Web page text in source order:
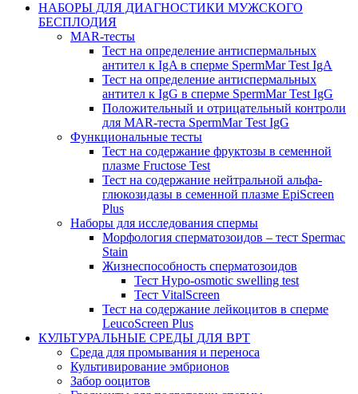
НАБОРЫ ДЛЯ ДИАГНОСТИКИ МУЖСКОГО
БЕСПЛОДИЯ
MAR-тесты
Тест на определение антиспермальных
антител к IgA в сперме SpermMar Test IgA
Тест на определение антиспермальных
антител к IgG в сперме SpermMar Test IgG
Положительный и отрицательный контроли
для MAR-теста SpermMar Test IgG
Функциональные тесты
Тест на содержание фруктозы в семенной
плазме Fructose Test
Тест на содержание нейтральной альфа-
глюкозидазы в семенной плазме EpiScreen
Plus
Наборы для исследования спермы
Морфология сперматозоидов – тест Spermac
Stain
Жизнеспособность сперматозоидов
Тест Hypo-osmotic swelling test
Тест VitalScreen
Тест на содержание лейкоцитов в сперме
LeucoScreen Plus
КУЛЬТУРАЛЬНЫЕ СРЕДЫ ДЛЯ ВРТ
Среда для промывания и переноса
Культивирование эмбрионов
Забор ооцитов